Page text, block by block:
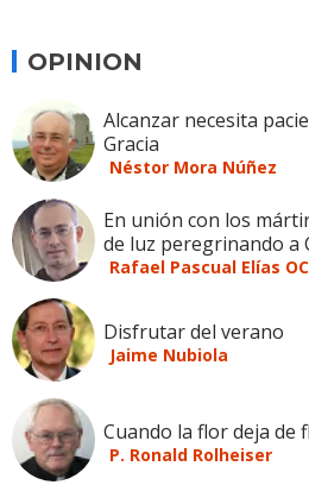
OPINION
Alcanzar necesita
Gracia
Néstor Mora Núñez
En unión con los
de luz peregrinando a
Rafael Pascual Elías
Disfrutar del verano
Jaime Nubiola
Cuando la flor deja de
P. Ronald Rolheiser